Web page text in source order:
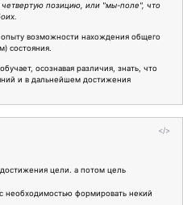
четвертую позицию, или "мы-поле", что
возможности нахождения общего
состояния.
осознавая различия, знать, что
и в дальнейшем достижения
</>
цели. а потом цель
необходимостью формировать некий